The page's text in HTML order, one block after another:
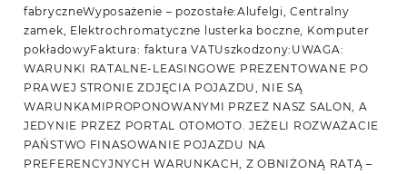
fabryczneWyposażenie – pozostałe:Alufelgi, Centralny
zamek, Elektrochromatyczne lusterka boczne, Komputer
pokładowyFaktura: faktura VATUszkodzony:UWAGA:
WARUNKI RATALNE-LEASINGOWE PREZENTOWANE PO
PRAWEJ STRONIE ZDJĘCIA POJAZDU, NIE SĄ
WARUNKAMIPROPONOWANYMI PRZEZ NASZ SALON, A
JEDYNIE PRZEZ PORTAL OTOMOTO. JEŻELI ROZWAŻACIE
PAŃSTWO FINASOWANIE POJAZDU NA
PREFERENCYJNYCH WARUNKACH, Z OBNIŻONĄ RATĄ –